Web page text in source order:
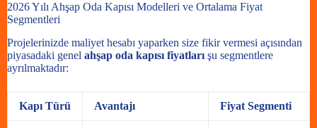
2026 Yılı Ahşap Oda Kapısı Modelleri ve Ortalama Fiyat
Segmentleri
Projelerinizde maliyet hesabı yaparken size fikir vermesi açısından
piyasadaki genel ahşap oda kapısı fiyatları şu segmentlere
ayrılmaktadır:
Kapı Türü Avantajı Fiyat Segmenti